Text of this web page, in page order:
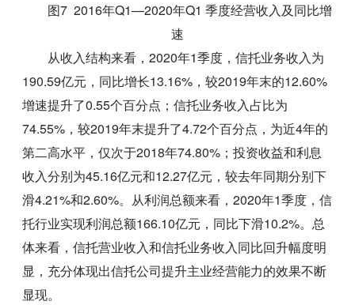
图7 2016年Q1—2020年Q1 季度经营收入及同比增
速
从收入结构来看，2020年1季度，信托业务收入为
190.59亿元，同比增长13.16%，较2019年末的12.60%
增速提升了0.55个百分点；信托业务收入占比为
74.55%，较2019年末提升了4.72个百分点，为近4年的
第二高水平，仅次于2018年74.80%；投资收益和利息
收入分别为45.16亿元和12.27亿元，较去年同期分别下
滑4.21%和2.60%。从利润总额来看，2020年1季度，信
托行业实现利润总额166.10亿元，同比下滑10.2%。总
体来看，信托营业收入和信托业务收入同比回升幅度明
显，充分体现出信托公司提升主业经营能力的效果不断
显现。